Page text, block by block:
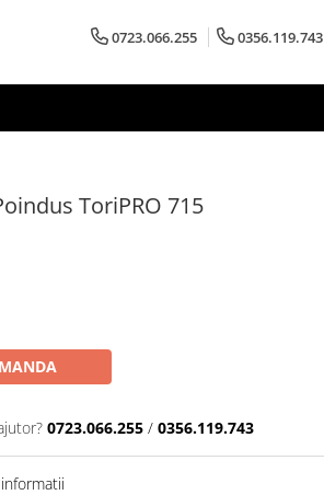
0723.066.255 0356.119.743
ToriPRO 715
0723.066.255 / 0356.119.743